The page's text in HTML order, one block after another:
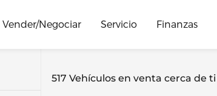
Vender/Negociar Servicio Finanzas
517 Vehículos en venta cerca de ti